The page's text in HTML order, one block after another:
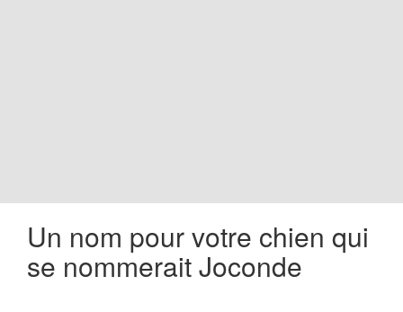
Un nom pour votre chien qui
se nommerait Joconde